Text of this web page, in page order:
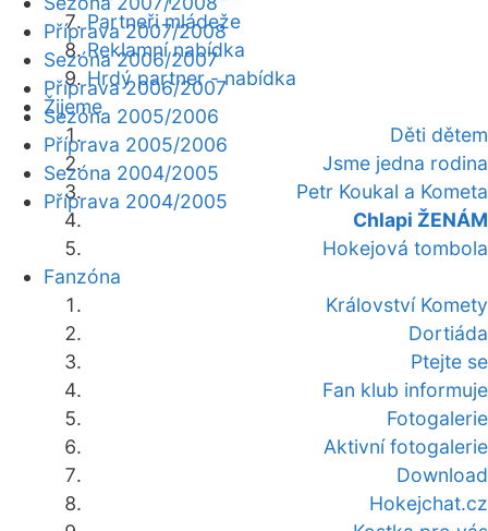
Partneři mládeže
Reklamní nabídka
Hrdý partner - nabídka
Žijeme
Děti dětem
Jsme jedna rodina
Petr Koukal a Kometa
Chlapi ŽENÁM
Hokejová tombola
Fanzóna
Království Komety
Dortiáda
Ptejte se
Fan klub informuje
Fotogalerie
Aktivní fotogalerie
Download
Hokejchat.cz
Příprava 2007/2008
Sezóna 2006/2007
Příprava 2006/2007
Sezóna 2005/2006
Příprava 2005/2006
Sezóna 2004/2005
Příprava 2004/2005